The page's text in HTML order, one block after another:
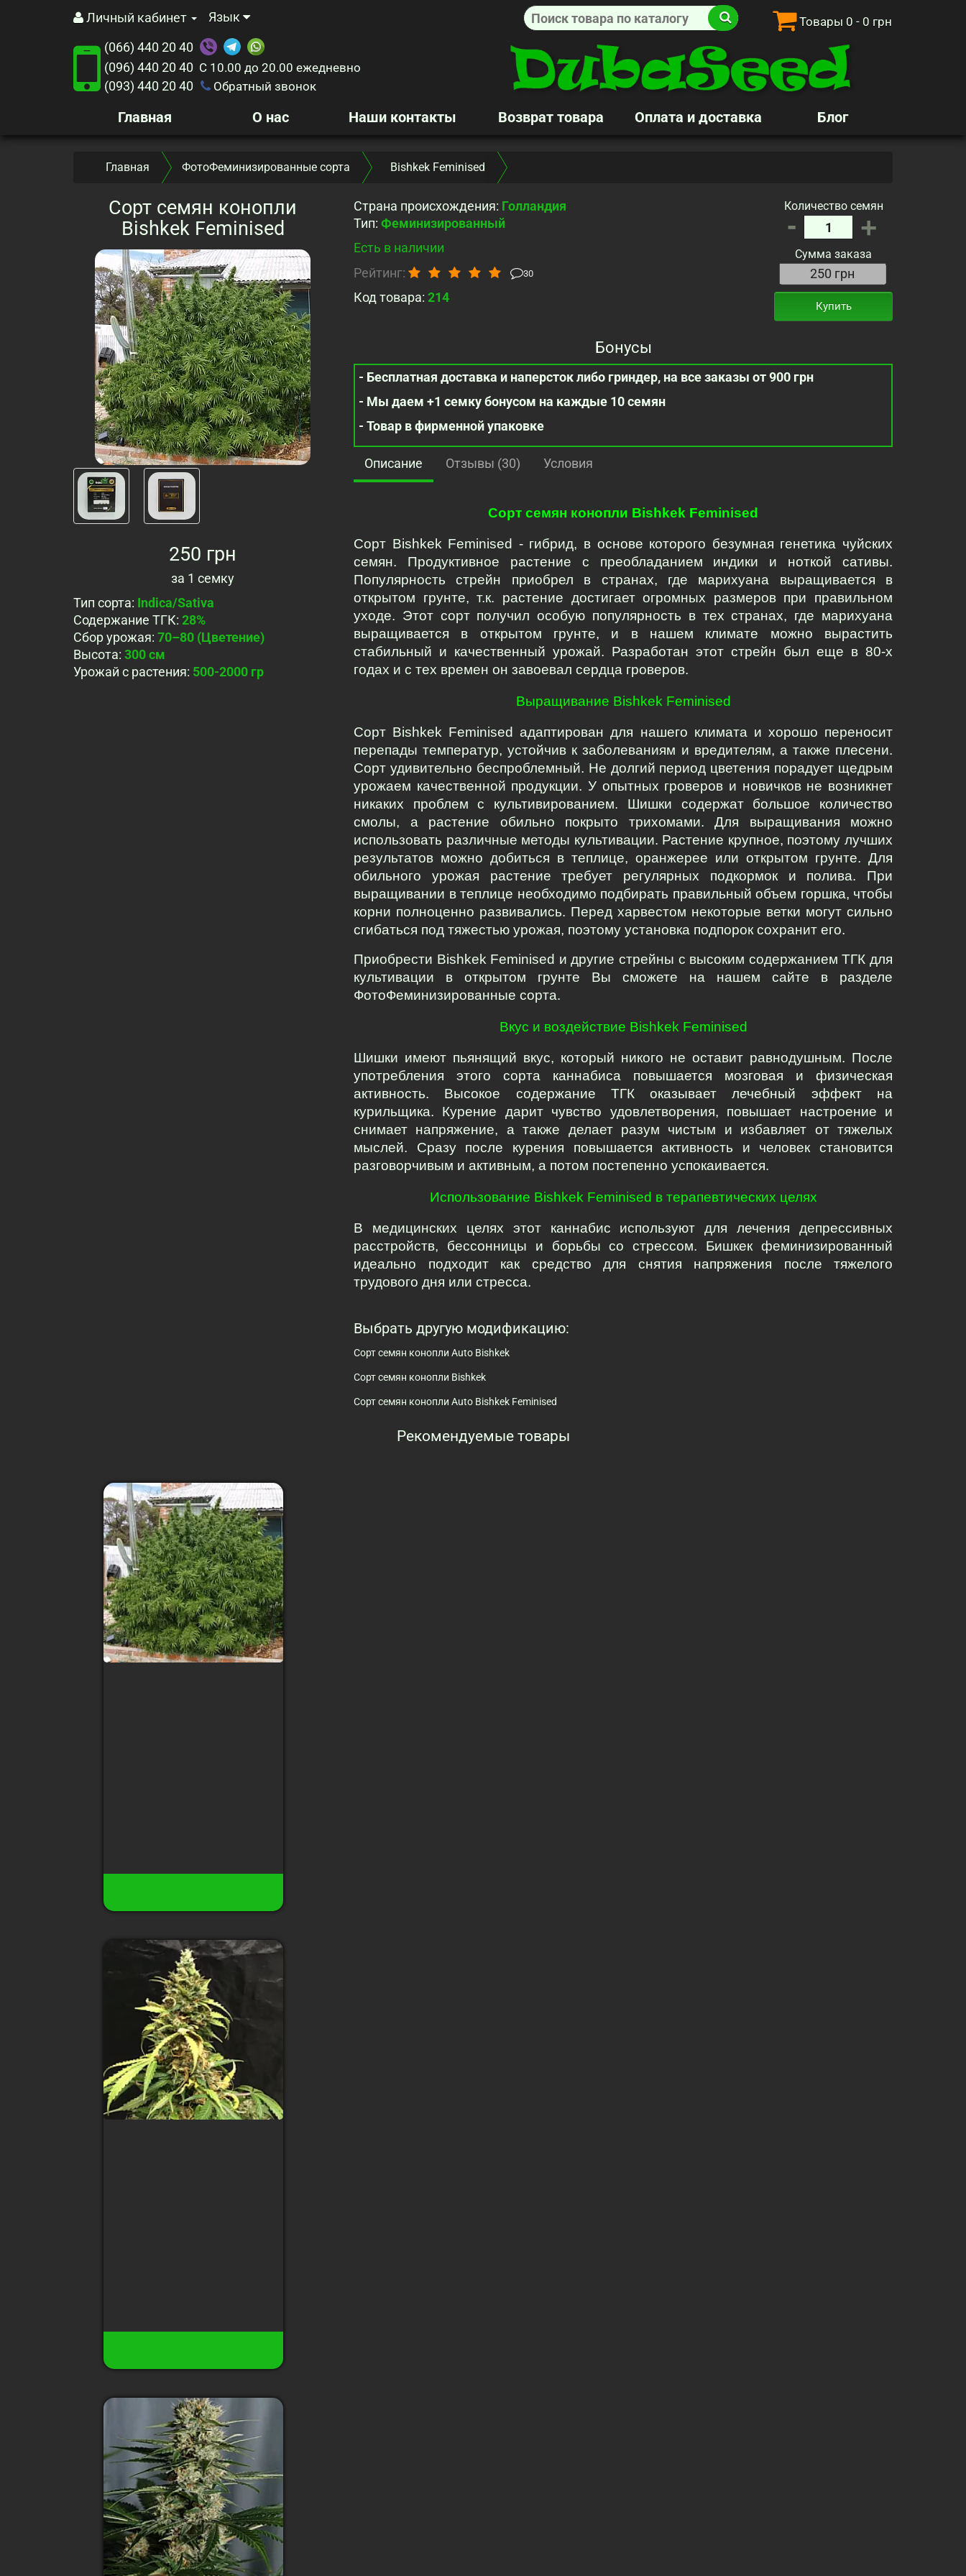
Личный кабинет Язык Товары 0 - 0 грн
(066) 440 20 40
(096) 440 20 40 С 10.00 до 20.00 ежедневно
(093) 440 20 40 Обратный звонок
Главная О нас Наши контакты Возврат товара Оплата и доставка Блог
Главная ФотоФеминизированные сорта Bishkek Feminised
Сорт семян конопли
Bishkek Feminised
250 грн
за 1 семку
Тип сорта: Indica/Sativa
Содержание ТГК: 28%
Сбор урожая: 70–80 (Цветение)
Высота: 300 см
Урожай с растения: 500-2000 гр
Страна происхождения: Голландия
Тип: Феминизированный
Есть в наличии
Рейтинг:
30
Код товара: 214
Количество семян
- +
Сумма заказа
Купить
Бонусы
- Бесплатная доставка и наперсток либо гриндер, на все заказы от 900 грн
- Мы даем +1 семку бонусом на каждые 10 семян
- Товар в фирменной упаковке
Описание Отзывы (30) Условия
Сорт семян конопли Bishkek Feminised
Сорт Bishkek Feminised - гибрид, в основе которого безумная генетика чуйских
семян. Продуктивное растение с преобладанием индики и ноткой сативы.
Популярность стрейн приобрел в странах, где марихуана выращивается в
открытом грунте, т.к. растение достигает огромных размеров при правильном
уходе. Этот сорт получил особую популярность в тех странах, где марихуана
выращивается в открытом грунте, и в нашем климате можно вырастить
стабильный и качественный урожай. Разработан этот стрейн был еще в 80-х
годах и с тех времен он завоевал сердца гроверов.
Выращивание Bishkek Feminised
Сорт Bishkek Feminised адаптирован для нашего климата и хорошо переносит
перепады температур, устойчив к заболеваниям и вредителям, а также плесени.
Сорт удивительно беспроблемный. Не долгий период цветения порадует щедрым
урожаем качественной продукции. У опытных гроверов и новичков не возникнет
никаких проблем с культивированием. Шишки содержат большое количество
смолы, а растение обильно покрыто трихомами. Для выращивания можно
использовать различные методы культивации. Растение крупное, поэтому лучших
результатов можно добиться в теплице, оранжерее или открытом грунте. Для
обильного урожая растение требует регулярных подкормок и полива. При
выращивании в теплице необходимо подбирать правильный объем горшка, чтобы
корни полноценно развивались. Перед харвестом некоторые ветки могут сильно
сгибаться под тяжестью урожая, поэтому установка подпорок сохранит его.
Приобрести Bishkek Feminised и другие стрейны с высоким содержанием ТГК для
культивации в открытом грунте Вы сможете на нашем сайте в разделе
ФотоФеминизированные сорта.
Вкус и воздействие Bishkek Feminised
Шишки имеют пьянящий вкус, который никого не оставит равнодушным. После
употребления этого сорта каннабиса повышается мозговая и физическая
активность. Высокое содержание ТГК оказывает лечебный эффект на
курильщика. Курение дарит чувство удовлетворения, повышает настроение и
снимает напряжение, а также делает разум чистым и избавляет от тяжелых
мыслей. Сразу после курения повышается активность и человек становится
разговорчивым и активным, а потом постепенно успокаивается.
Использование Bishkek Feminised в терапевтических целях
В медицинских целях этот каннабис используют для лечения депрессивных
расстройств, бессонницы и борьбы со стрессом. Бишкек феминизированный
идеально подходит как средство для снятия напряжения после тяжелого
трудового дня или стресса.
Выбрать другую модификацию:
Сорт семян конопли Auto Bishkek
Сорт семян конопли Bishkek
Сорт семян конопли Auto Bishkek Feminised
Рекомендуемые товары